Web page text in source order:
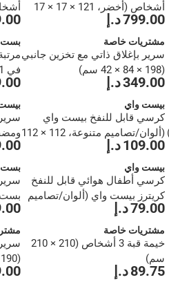
أشخاص (أخضر، 121 × 17 × 17
سم)
799.00 د.إ
سم)
مشتريات خاصة
سرير بإغلاق ذاتي مع تخزين جانبي
(198 × 84 × 42 سم)
349.00 د.إ
بست
× 152 × 22 سم)
بيست واي
كرسي قابل للنفخ بيست واي
(ألوان/تصاميم متنوعة، 112 × 112
× 66 سم)
109.00 د.إ
بيست واي
بيست واي
كرسي أطفال هوائي قابل للنفخ
كريترز بيست واي (ألوان/تصاميم
متنوعة، 72 × 72 × 72 سم)
79.00 د.إ
بست
بست واي
مشتريات خاصة
خيمة قبة 3 أشخاص (210 × 210
سم)
89.75 د.إ
(190 × 64 سم)